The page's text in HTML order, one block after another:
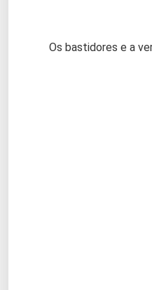
Os bastidores e a